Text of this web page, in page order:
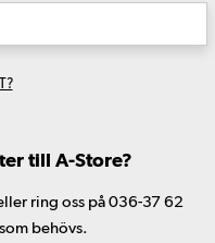
till A-Store?
ring oss på 036-37 62
behövs.